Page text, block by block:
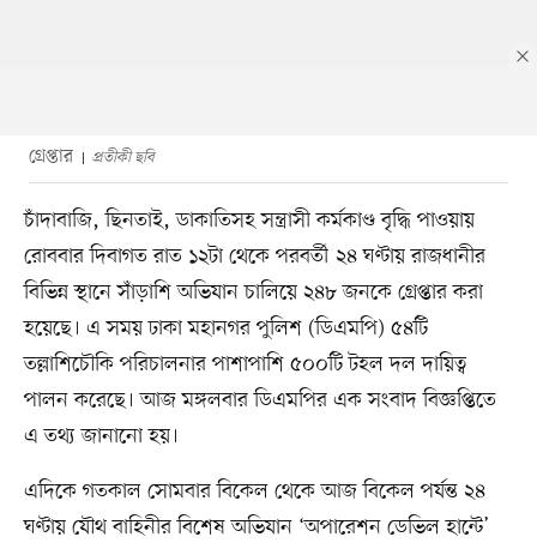
গ্রেপ্তার প্রতীকী ছবি
চাঁদাবাজি, ছিনতাই, ডাকাতিসহ সন্ত্রাসী কর্মকাণ্ড বৃদ্ধি পাওয়ায়
রোববার দিবাগত রাত ১২টা থেকে পরবর্তী ২৪ ঘণ্টায় রাজধানীর
বিভিন্ন স্থানে সাঁড়াশি অভিযান চালিয়ে ২৪৮ জনকে গ্রেপ্তার করা
হয়েছে। এ সময় ঢাকা মহানগর পুলিশ (ডিএমপি) ৫৪টি
তল্লাশিচৌকি পরিচালনার পাশাপাশি ৫০০টি টহল দল দায়িত্ব
পালন করেছে। আজ মঙ্গলবার ডিএমপির এক সংবাদ বিজ্ঞপ্তিতে
এ তথ্য জানানো হয়।
এদিকে গতকাল সোমবার বিকেল থেকে আজ বিকেল পর্যন্ত ২৪
ঘণ্টায় যৌথ বাহিনীর বিশেষ অভিযান ‘অপারেশন ডেভিল হান্টে’